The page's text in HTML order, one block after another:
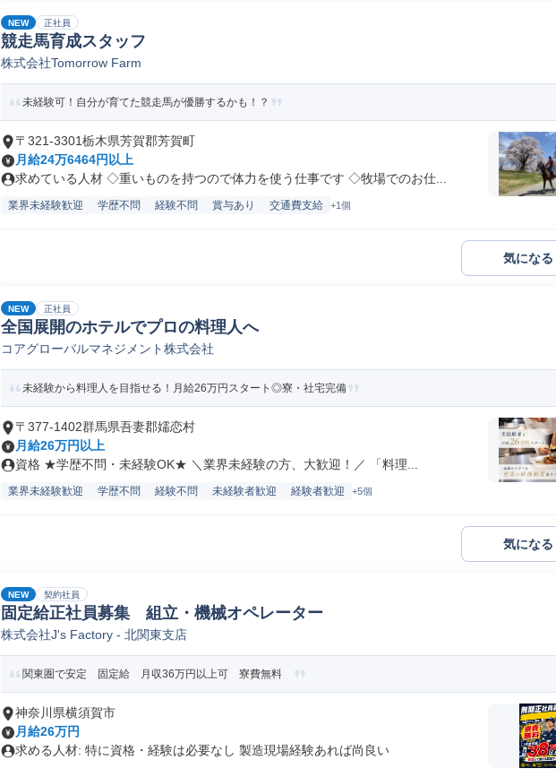
NEW 正社員
競走馬育成スタッフ
株式会社Tomorrow Farm
未経験可！自分が育てた競走馬が優勝するかも！？
〒321-3301栃木県芳賀郡芳賀町
月給24万6464円以上
求めている人材 ◇重いものを持つので体力を使う仕事です ◇牧場でのお仕...
業界未経験歓迎 学歴不問 経験不問 賞与あり 交通費支給 +1個
気になる
NEW 正社員
全国展開のホテルでプロの料理人へ
コアグローバルマネジメント株式会社
未経験から料理人を目指せる！月給26万円スタート◎寮・社宅完備
〒377-1402群馬県吾妻郡嬬恋村
月給26万円以上
資格 ★学歴不問・未経験OK★ ＼業界未経験の方、大歓迎！／ 「料理...
業界未経験歓迎 学歴不問 経験不問 未経験者歓迎 経験者歓迎 +5個
気になる
NEW 契約社員
固定給正社員募集 組立・機械オペレーター
株式会社J's Factory - 北関東支店
関東圏で安定 固定給 月収36万円以上可 寮費無料
神奈川県横須賀市
月給26万円
求める人材: 特に資格・経験は必要なし 製造現場経験あれば尚良い